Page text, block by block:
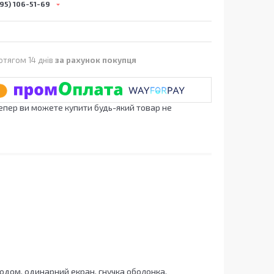
106-51-69
14 днів за рахунок покупця
ви можете купити будь-який товар не
одинарний екран, гнучка оболонка.